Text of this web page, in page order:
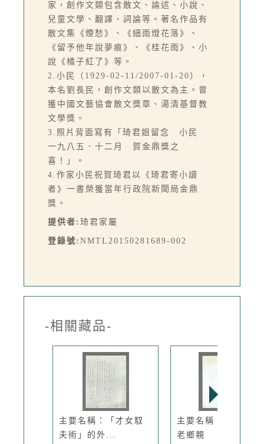
家，創作文類包含散文、論述、小說、
兒童文學、翻譯、詞論等。著名作品有
散文集《煙愁》、《細雨燈花落》、
《留予他年說夢痕》、《桂花雨》、小
說《橘子紅了》等。
2.小民（1929-02-11/2007-01-20），
本名劉長民，創作文類以散文為主。曾
獲中國文藝協會散文獎章、湯清基督教
文學獎。
3.照片背面寫有「琦君姐留念 小民
一九八五．十二月 賀金鼎獎之
喜！」。
4.作家小民祝賀琦君以《琦君寄小讀
者》一書榮獲當年行政院新聞局金鼎
獎。
提供者: 琦君家屬
登錄號: NMTL20150281689-002
-相關藏品-
主要名稱：「才女馭
夫術」的外...
主要名稱：我們都是
老鄉親